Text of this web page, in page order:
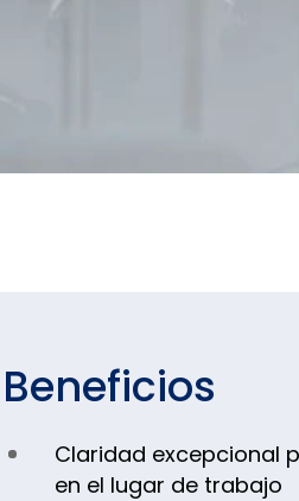
Beneficios
Claridad excepcional
en el lugar de trabajo